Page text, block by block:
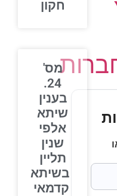
חקון
מס'
24.
בענין
שיתא
אלפי
שנין
תליין
בשיתא
קדמאי